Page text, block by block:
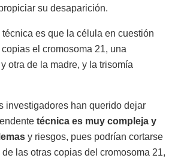
su desaparición.
es que la célula en cuestión
el cromosoma 21, una
otra de la madre, y la trisomía
investigadores han querido dejar
técnica es muy compleja y
y riesgos, pues podrían cortarse
las otras copias del cromosoma 21,